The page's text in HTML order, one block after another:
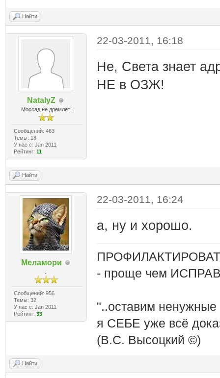
Найти
NatalyZ
Моссад не дремлет!
Сообщений: 463
Темы: 18
У нас с: Jan 2011
Рейтинг: 11
22-03-2011, 16:18
Не, Света знает
НЕ в ОЗЖ!
Найти
Меламори
Сообщений: 956
Темы: 32
У нас с: Jan 2011
Рейтинг: 33
22-03-2011, 16:24
а, ну и хорошо.
- проще чем
"..оставим
я СЕБЕ уже всё
(В.С. Высоцкий ©)
Найти